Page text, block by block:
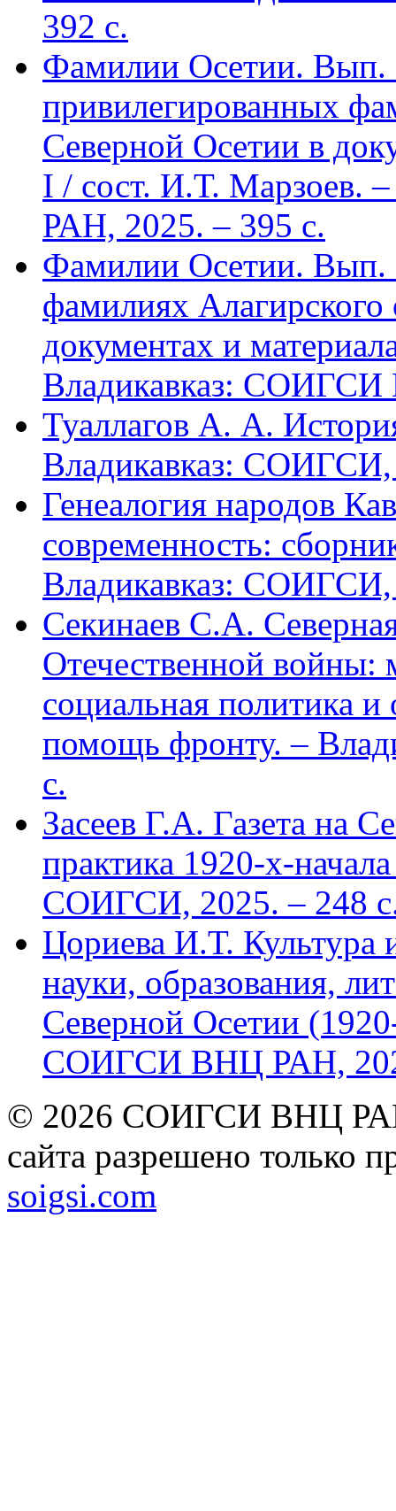
392 c.
Фамилии Осетии. Вып.
привилегированных
Северной Осетии в
I / сост. И.Т. Марзоев.
РАН, 2025. – 395 с.
Фамилии Осетии. Вып.
фамилиях
документах и
Владикавказ:
Туаллагов А. А.
Владикавказ: СОИГСИ,
Генеалогия народов
современность:
Владикавказ: СОИГСИ,
Секинаев С.А.
Отечественной войны:
социальная политика
помощь фронту. –
с.
Засеев Г.А. Газета на
практика 1920-х-
СОИГСИ, 2025. – 248
Цориева И.Т. Культура
науки, образования,
Северной Осетии
СОИГСИ ВНЦ РАН,
© 2026 СОИГСИ ВНЦ РАН
сайта разрешено только
soigsi.com